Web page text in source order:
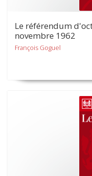
Le référendum
novembre 1962
François Goguel